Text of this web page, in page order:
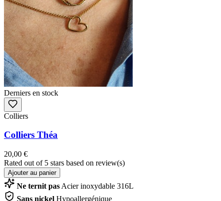
Derniers en stock
Colliers
Colliers Théa
20,00 €
Rated out of 5 stars based on review(s)
Ajouter au panier
Ne ternit pas Acier inoxydable 316L
Sans nickel Hypoallergénique